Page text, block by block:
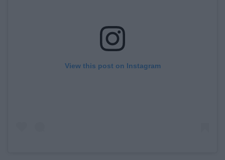
View this post on Instagram